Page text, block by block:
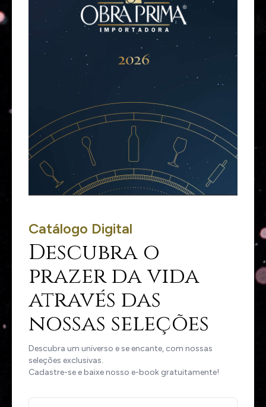
Catálogo Digital
Descubra o
prazer da vida
através das
nossas seleções
Descubra um universo e se encante, com nossas
seleções exclusivas.
Cadastre-se e baixe nosso e-book gratuitamente!